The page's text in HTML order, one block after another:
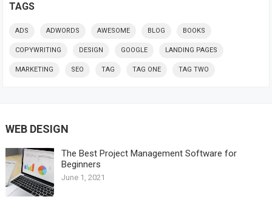
TAGS
ADS ADWORDS AWESOME BLOG BOOKS
COPYWRITING DESIGN GOOGLE LANDING PAGES
MARKETING SEO TAG TAG ONE TAG TWO
WEB DESIGN
The Best Project Management Software for
Beginners
June 1, 2021